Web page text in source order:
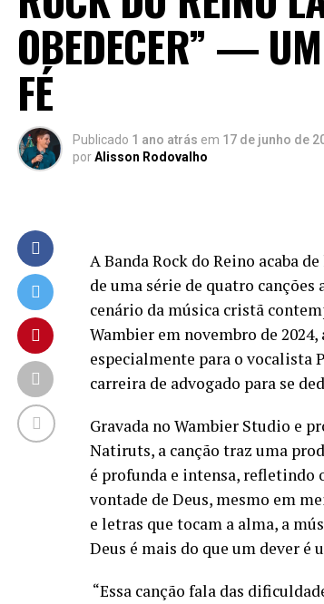
OBEDECER” —
FÉ
Publicado 1 ano atrás em 17 de junho de
porAlisson Rodovalho
A Banda Rock do Reino acaba
de uma série de quatro
cenário da música cristã
Wambier em novembro de
especialmente para o vocalista
carreira de advogado para se
Gravada no Wambier Studio e
Natiruts, a canção traz uma
é profunda e intensa, refletindo
vontade de Deus, mesmo em
e letras que tocam a alma, a
Deus é mais do que um dever é
“Essa canção fala das